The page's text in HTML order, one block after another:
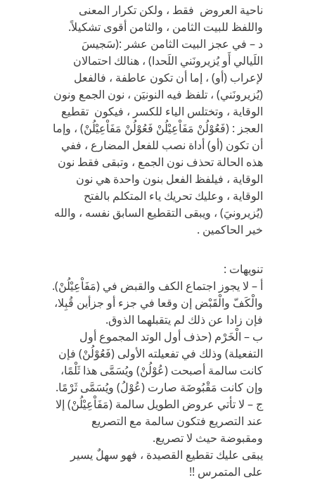
ناحية العروض فقط ، ولكن تكرار المعنى
واللفظ للبيت الثامن ، والثامن أقوى تشكيلاً.
د – في عجز البيت الثامن عشر :(سَجيسَ
اللَيالي أَو يُزيرونَني اللَحدا) ، هنالك احتمالان
لإعراب (أو) ، إما أن تكون عاطفة ، فالفعل
(يُزيرونَني) ، تلفظ فيه النونيَن ، نون الجمع ونون
الوقاية ، وتختلس الياء للكسر ، فيكون تقطيع
العجز : (فَعُوْلُنْ مَفَاْعِيْلُنْ فَعُوْلُنْ مَفَاْعِيْلُنْ) ، وإما
أن تكون (أو) أداة نصب للفعل المضارع ، ففي
هذه الحالة تحذف نون الجمع ، وتبقى فقط نون
الوقاية ، فيلفظ الفعل بنون واحدة هي نون
الوقاية ، وعليك تحريك ياء المتكلم بالفتح
(يُزيرونيَ) ، ويبقى التقطيع السابق نفسه ، والله
خير الحاكمين .
تنويهات :
أ – لا يجوز اجتماع الكف والقبض في (مَفَاْعِيْلُنْ).
والْكَفّ والْقَبْض إن وقعا في جزء أو جزأين قُبِلا،
فإن زادا عن ذلك لم يتقبلهما الذوق.
ب – الْخَرْم (حذف أول الوتد المجموع أول
التفعيلة) وذلك في تفعيلته الأولى (فَعُوْلُنْ) فإن
كانت سالمة أصبحت (عُوْلُنْ) ويُسَمَّى هذا ثَلْمًا،
وإن كانت مَقْبُوضَة صارت (عُوْلُ) ويُسَمَّى ثَرْمًا.
ج – لا تأتي عروض الطويل سالمة (مَفَاْعِيْلُنْ) إلا
عند التصريع فتكون سالمة مع التصريع
ومقبوضة حيث لا تصريع.
يبقى عليك تقطيع القصيدة ، فهو سهلٌ يسير
على المتمرس !!